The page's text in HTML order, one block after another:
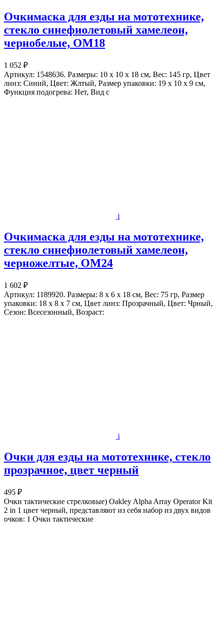
Очкимаска для езды на мототехнике,
стекло синефиолетовый хамелеон,
чернобелые, ОМ18
1 052 ₽
Артикул: 1548636. Размеры: 10 x 10 x 18 см, Вес: 145 гр, Цвет
линз: Синий, Цвет: Жлтый, Размер упаковки: 19 x 10 x 9 см,
Функция подогрева: Нет, Вид с
i
Очкимаска для езды на мототехнике,
стекло синефиолетовый хамелеон,
черножелтые, ОМ24
1 602 ₽
Артикул: 1189920. Размеры: 8 x 6 x 18 см, Вес: 75 гр, Размер
упаковки: 18 x 8 x 7 см, Цвет линз: Прозрачный, Цвет: Чрный,
Сезон: Всесезонный, Возраст:
i
Очки для езды на мототехнике, стекло
прозрачное, цвет черный
495 ₽
Очки тактические стрелковые) Oakley Alpha Array Operator Kit
2 in 1 цвет черный, представляют из себя набор из двух видов
очков: 1 Очки тактические